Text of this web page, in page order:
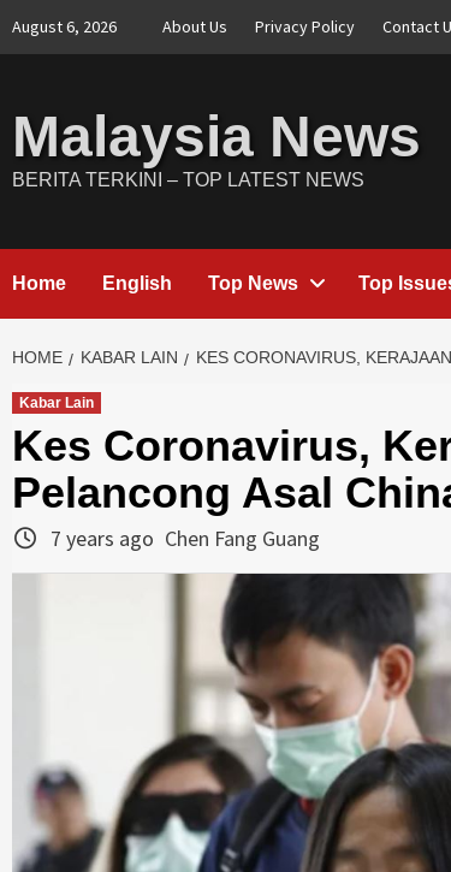
August 6, 2026 About Us Privacy Policy Contact
Malaysia News
BERITA TERKINI – TOP LATEST NEWS
Home English Top News Top
HOME KABAR LAIN KES CORONAVIRUS,
Kabar Lain
Kes Coronavirus,
Pelancong Asal
7 years ago Chen Fang Guang